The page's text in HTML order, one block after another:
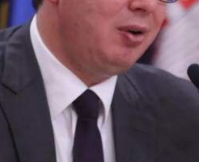
BMW BIZNIS LIGA
BIZLIFE WEEK
IZJAVA GODINE
IZJAVA GODINE